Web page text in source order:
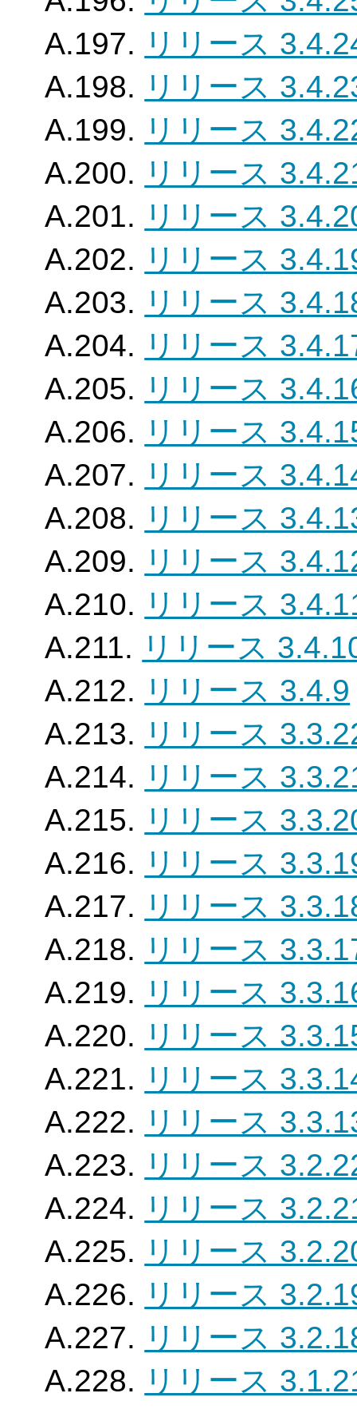
A.197. リリース
A.198. リリース
A.199. リリース
A.200. リリース
A.201. リリース
A.202. リリース
A.203. リリース
A.204. リリース
A.205. リリース
A.206. リリース
A.207. リリース
A.208. リリース
A.209. リリース
A.210. リリース
A.211. リリース
A.212. リリース 3.4.9
A.213. リリース
A.214. リリース
A.215. リリース
A.216. リリース
A.217. リリース
A.218. リリース
A.219. リリース
A.220. リリース
A.221. リリース
A.222. リリース
A.223. リリース
A.224. リリース
A.225. リリース
A.226. リリース
A.227. リリース
A.228. リリース